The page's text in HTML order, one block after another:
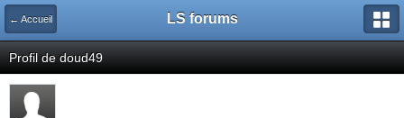
← Accueil LS forums
Profil de doud49